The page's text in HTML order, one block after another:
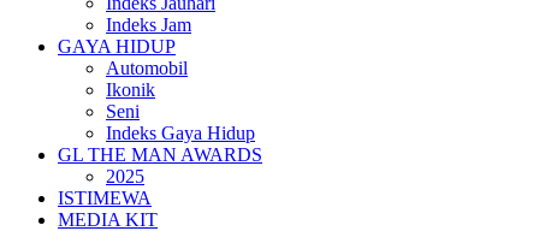
Indeks Jam
GAYA HIDUP
Automobil
Ikonik
Seni
Indeks Gaya Hidup
GL THE MAN AWARDS
2025
ISTIMEWA
MEDIA KIT